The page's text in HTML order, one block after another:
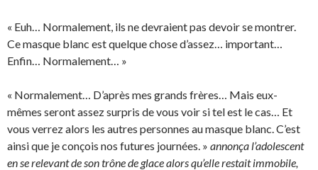
« Euh… Normalement, ils ne devraient pas devoir se montrer.
Ce masque blanc est quelque chose d’assez… important…
Enfin… Normalement… »
« Normalement… D’après mes grands frères… Mais eux-
mêmes seront assez surpris de vous voir si tel est le cas… Et
vous verrez alors les autres personnes au masque blanc. C’est
ainsi que je conçois nos futures journées. » annonça l’adolescent
en se relevant de son trône de glace alors qu’elle restait immobile,